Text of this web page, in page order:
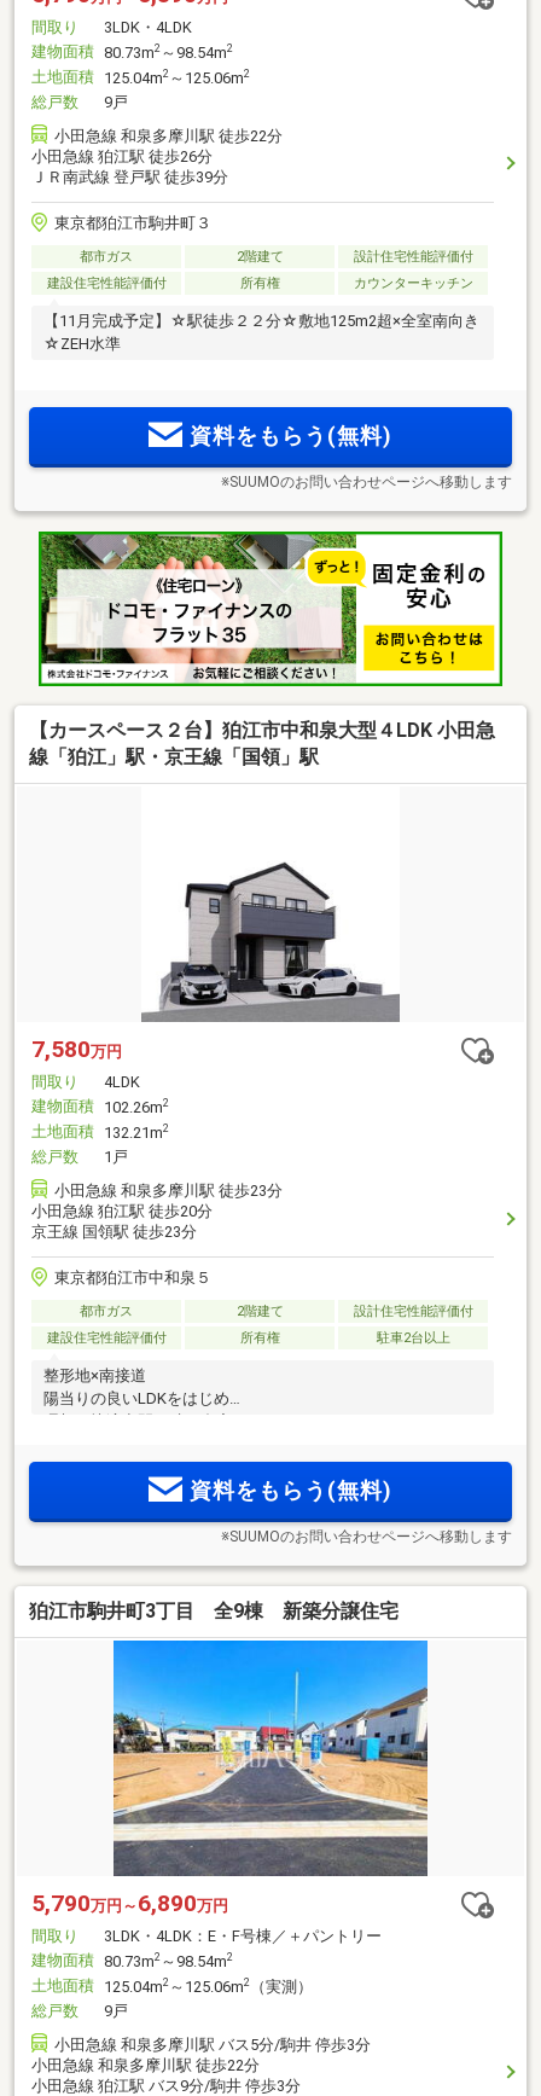
間取り
3LDK・4LDK
建物面積 80.73m2 ～98.54m2
土地面積 125.04m2 ～125.06m2
総戸数
9戸
小田急線 和泉多摩川駅 徒歩22分
小田急線 狛江駅 徒歩26分
ＪＲ南武線 登戸駅 徒歩39分
東京都狛江市駒井町３
都市ガス 2階建て
設計住宅性能評価付
建設住宅性能評価付
所有権 カウンターキッチン
【11月完成予定】☆駅徒歩２２分☆敷地125m2超×全室南向き
☆ZEH水準
資料をもらう(無料)
※SUUMOのお問い合わせページへ移動します
【カースペース２台】狛江市中和泉大型４LDK 小田急
線「狛江」駅・京王線「国領」駅
7,580万円
間取り
4LDK
建物面積 102.26m2
土地面積 132.21m2
総戸数
1戸
小田急線 和泉多摩川駅 徒歩23分
小田急線 狛江駅 徒歩20分
京王線 国領駅 徒歩23分
東京都狛江市中和泉５
都市ガス 2階建て
設計住宅性能評価付
建設住宅性能評価付
所有権 駐車2台以上
整形地×南接道
陽当りの良いLDKをはじめ
資料をもらう(無料)
※SUUMOのお問い合わせページへ移動します
狛江市駒井町3丁目 全9棟 新築分譲住宅
5,790万円～ 6,890万円
間取り
3LDK・4LDK：E・F号棟／＋パントリー
建物面積 80.73m2 ～98.54m2
土地面積 125.04m2 ～125.06m2
（実測）
総戸数
9戸
小田急線 和泉多摩川駅 バス5分/駒井 停歩3分
小田急線 和泉多摩川駅 徒歩22分
小田急線 狛江駅 バス9分/駒井 停歩3分